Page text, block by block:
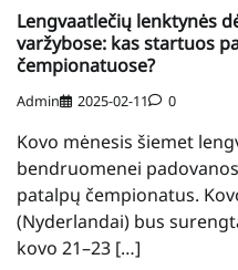
Lengvaatlečių lenktynės
varžybose: kas startuos
čempionatuose?
Admin 2025-02-11 0
Kovo mėnesis šiemet
bendruomenei
patalpų čempionatus.
(Nyderlandai) bus
kovo 21–23 […]